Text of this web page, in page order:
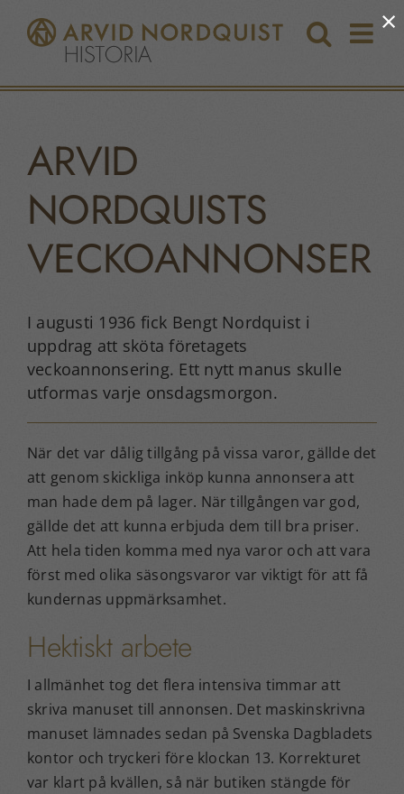
innehållet
ARVID
NORDQUISTS
VECKOANNONSER
I augusti 1936 fick Bengt Nordquist i
uppdrag att sköta företagets
veckoannonsering. Ett nytt manus skulle
utformas varje onsdagsmorgon.
När det var dålig tillgång på vissa varor, gällde det
att genom skickliga inköp kunna annonsera att
man hade dem på lager. När tillgången var god,
gällde det att kunna erbjuda dem till bra priser.
Att hela tiden komma med nya varor och att vara
först med olika säsongsvaror var viktigt för att få
kundernas uppmärksamhet.
Hektiskt arbete
I allmänhet tog det flera intensiva timmar att
skriva manuset till annonsen. Det maskinskrivna
manuset lämnades sedan på Svenska Dagbladets
kontor och tryckeri före klockan 13. Korrekturet
var klart på kvällen, så när butiken stängde för
×